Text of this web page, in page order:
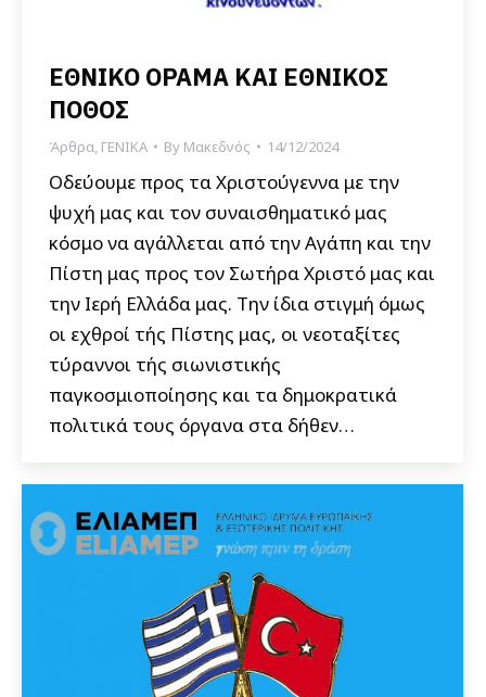
ΕΘΝΙΚΟ ΟΡΑΜΑ ΚΑΙ ΕΘΝΙΚΟΣ
ΠΟΘΟΣ
Άρθρα, ΓΕΝΙΚΑ By Μακεδνός 14/12/2024
Οδεύουμε προς τα Χριστούγεννα με την
ψυχή μας και τον συναισθηματικό μας
κόσμο να αγάλλεται από την Αγάπη και την
Πίστη μας προς τον Σωτήρα Χριστό μας και
την Ιερή Ελλάδα μας. Την ίδια στιγμή όμως
οι εχθροί τής Πίστης μας, οι νεοταξίτες
τύραννοι τής σιωνιστικής
παγκοσμιοποίησης και τα δημοκρατικά
πολιτικά τους όργανα στα δήθεν…